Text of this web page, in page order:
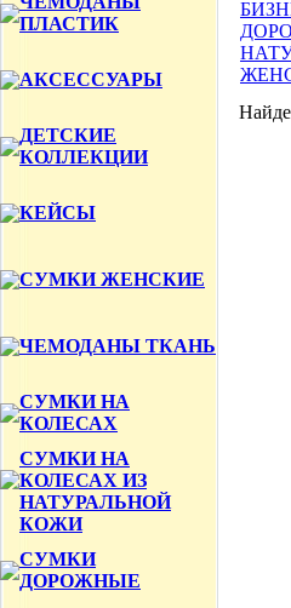
ПЛАСТИК
АКСЕССУАРЫ
ДЕТСКИЕ
КОЛЛЕКЦИИ
КЕЙСЫ
СУМКИ ЖЕНСКИЕ
ЧЕМОДАНЫ ТКАНЬ
СУМКИ НА
КОЛЕСАХ
СУМКИ НА
КОЛЕСАХ ИЗ
НАТУРАЛЬНОЙ
КОЖИ
СУМКИ
ДОРОЖНЫЕ